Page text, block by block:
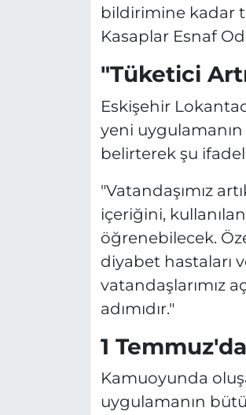
bildirimine kadar
Kasaplar Esnaf
"Tüketici
Eskişehir
yeni
belirterek şu
"Vatandaşımız
içeriğini,
öğrenebilecek.
diyabet hastaları
vatandaşlarımız
adımıdır."
1
Kamuoyunda
uygulamanın